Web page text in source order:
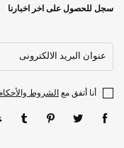
سجل للحصول على اخر اخبارنا
عنوان البريد الالكترونى
أنا أتفق مع الشروط